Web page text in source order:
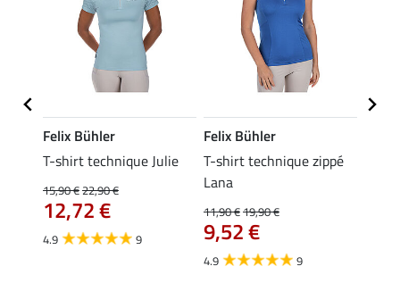
Felix Bühler
T-shirt technique Julie
15,90 €22,90 €
12,72 €
4.9 9
Felix Bühler
T-shirt technique zippé
Lana
11,90 €19,90 €
9,52 €
4.9 9